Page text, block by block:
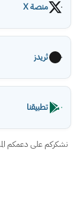
منصة X
ثريدز
تطبيقنا
نشكركم على دعمكم